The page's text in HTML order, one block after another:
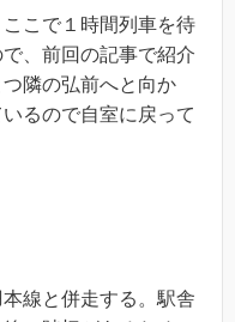
こで１時間列車を待
、前回の記事で紹介
隣の弘前へと向か
るので自室に戻って
線と併走する。駅舎